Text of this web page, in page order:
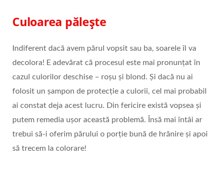
Culoarea pălește
Indiferent dacă avem părul vopsit sau ba, soarele îl va
decolora! E adevărat că procesul este mai pronunțat în
cazul culorilor deschise – roșu și blond. Și dacă nu ai
folosit un șampon de protecție a culorii, cel mai probabil
ai constat deja acest lucru. Din fericire există vopsea și
putem remedia ușor această problemă. Însă mai întâi ar
trebui să-i oferim părului o porție bună de hrănire și apoi
să trecem la colorare!